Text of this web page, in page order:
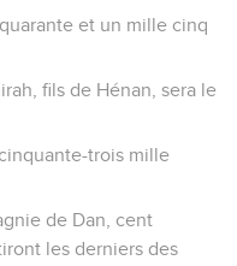
et un mille cinq
fils de Hénan, sera le
trois mille
de Dan, cent
les derniers des